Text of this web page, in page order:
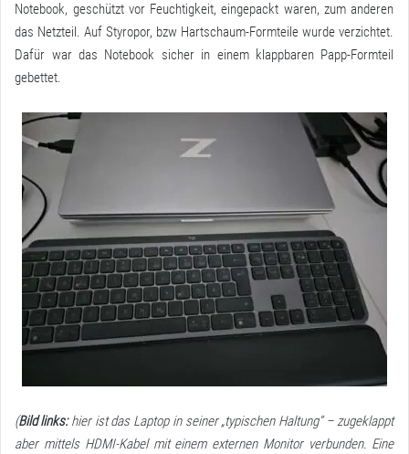
Notebook, geschützt vor Feuchtigkeit, eingepackt waren, zum anderen
das Netzteil. Auf Styropor, bzw Hartschaum-Formteile wurde verzichtet.
Dafür war das Notebook sicher in einem klappbaren Papp-Formteil
gebettet.
(Bild links:hier ist das Laptop in seiner „typischen Haltung“ – zugeklappt
aber mittels HDMI-Kabel mit einem externen Monitor verbunden. Eine